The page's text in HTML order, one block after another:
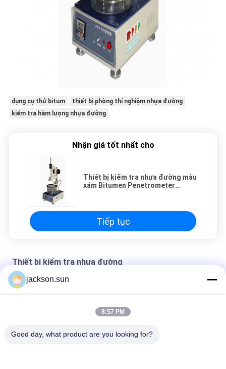
dụng cụ thử bitum
thiết bị phòng thí nghiệm nhựa đường
kiểm tra hàm lượng nhựa đường
Nhận giá tốt nhất cho
Thiết bị kiểm tra nhựa đường màu
xám Bitumen Penetrometer
Tiếp tục
Thiết bị kiểm tra nhựa đường
Thiết bị kiểm tra độ nhớt nhớt của Brookfield
jackson.sun
8:57 PM
Good day, what product are you looking for?